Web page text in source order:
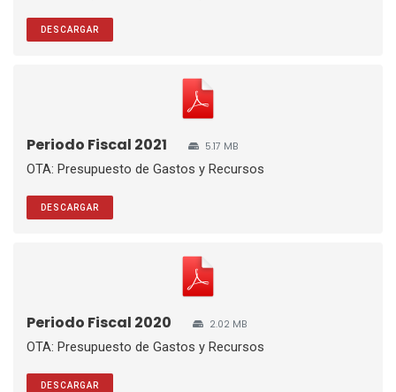
DESCARGAR
Periodo Fiscal 2021 5.17 MB
OTA: Presupuesto de Gastos y Recursos
DESCARGAR
Periodo Fiscal 2020 2.02 MB
OTA: Presupuesto de Gastos y Recursos
DESCARGAR